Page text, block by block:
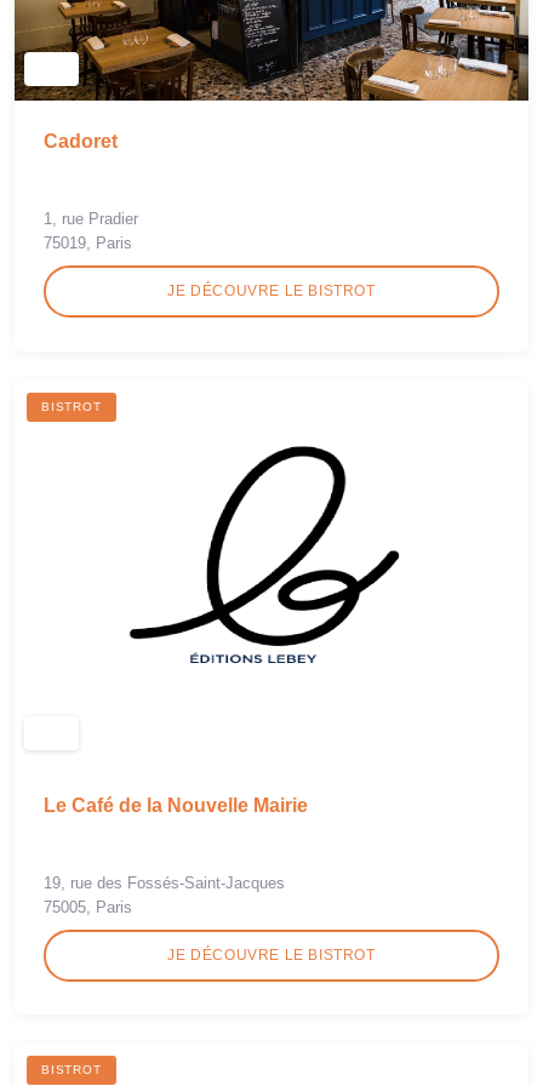
Cadoret
1, rue Pradier
75019, Paris
JE DÉCOUVRE LE BISTROT
BISTROT
Le Café de la Nouvelle Mairie
19, rue des Fossés-Saint-Jacques
75005, Paris
JE DÉCOUVRE LE BISTROT
BISTROT